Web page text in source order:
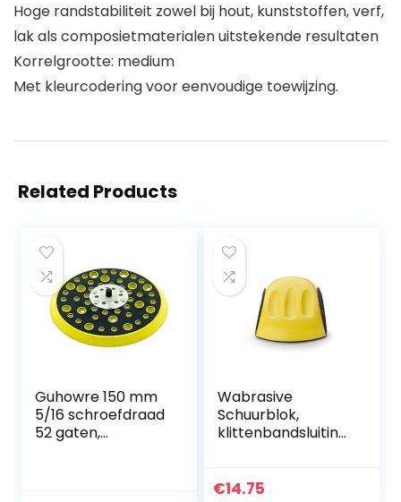
Hoge randstabiliteit zowel bij hout, kunststoffen, verf,
lak als composietmaterialen uitstekende resultaten
Korrelgrootte: medium
Met kleurcodering voor eenvoudige toewijzing.
Related Products
Guhowre 150 mm
5/16 schroefdraad
52 gaten,
Wabrasive
Schuurblok,
klittenbandsluiting,
klittenband-
€14.75